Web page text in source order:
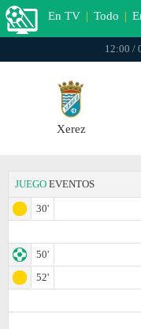
En TV | Todo |
12:00 /
Xerez
JUEGO EVENTOS
30'
50'
52'